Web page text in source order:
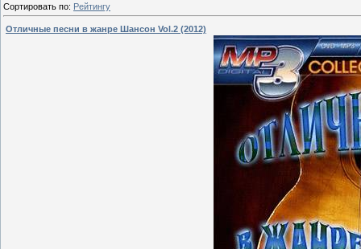
Сортировать по: Рейтингу
Отличные песни в жанре Шансон Vol.2 (2012)